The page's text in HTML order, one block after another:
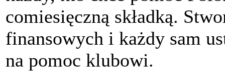
comiesięczną składką.
finansowych i każdy sam
na pomoc klubowi.